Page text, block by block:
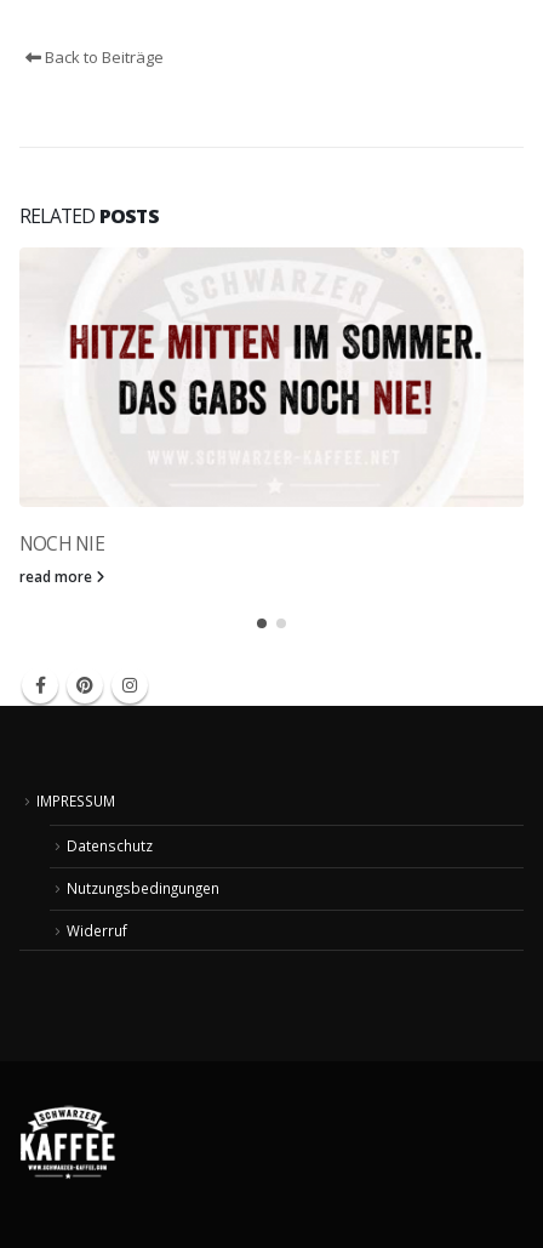
Back to Beiträge
RELATED POSTS
NOCH NIE
read more
IMPRESSUM
Datenschutz
Nutzungsbedingungen
Widerruf